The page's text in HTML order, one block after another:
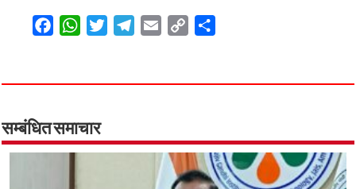
F
e
o
o
W
t
A
p
T
t
r
T
e
a
E
i
C
y
n
k
r
सम्बंधित समाचार